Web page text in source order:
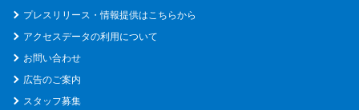
プレスリリース・情報提供はこちらから
アクセスデータの利用について
お問い合わせ
広告のご案内
スタッフ募集